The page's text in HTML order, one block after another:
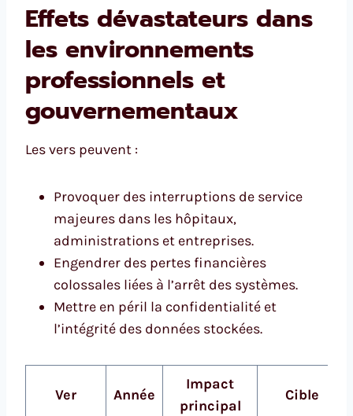
Effets dévastateurs dans
les environnements
professionnels et
gouvernementaux
Les vers peuvent :
Provoquer des interruptions de service
majeures dans les hôpitaux,
administrations et entreprises.
Engendrer des pertes financières
colossales liées à l’arrêt des systèmes.
Mettre en péril la confidentialité et
l’intégrité des données stockées.
Ver Année
Impact
principal
Cible